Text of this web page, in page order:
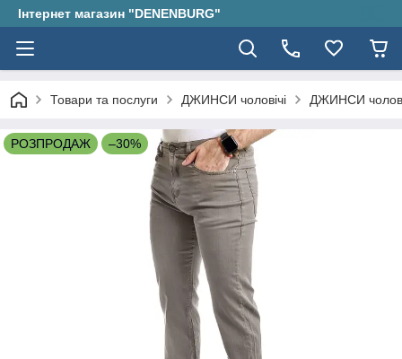
Інтернет магазин "DENENBURG"
Товари та послуги ДЖИНСИ чоловічі ДЖИНСИ
РОЗПРОДАЖ –30%